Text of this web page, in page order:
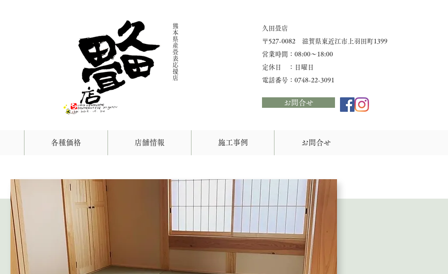
熊
本
県
産
畳
表
応
援
店
久田畳店
​〒527-0082 滋賀県東近江市上羽田町1399
営業時間：08:00〜18:00
定休日 ：日曜日
​電話番号：0748-22-3091
お問合せ
各種価格 店舗情報 施工事例 お問合せ